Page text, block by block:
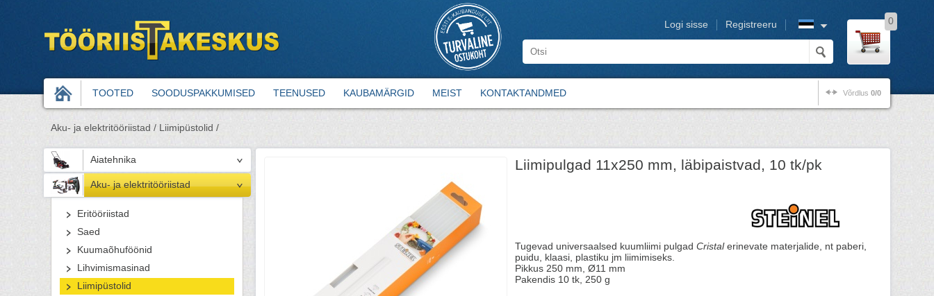
Registreeru
Logi sisse 0
TOOTED SOODUSPAKKUMISED TEENUSED KAUBAMÄRGID MEIST KONTAKTANDMED Võrdlus 0/0
Aku- ja elektritööriistad / Liimipüstolid /
Aiatehnika
Aku- ja elektritööriistad
Eritööriistad
Saed
Kuumaõhuföönid
Lihvimismasinad
Liimipüstolid
Liimipulgad 11x250 mm, läbipaistvad, 10 tk/pk
Tugevad universaalsed kuumliimi pulgad Cristal erinevate materjalide, nt paberi,
puidu, klaasi, plastiku jm liimimiseks.
Pikkus 250 mm, Ø11 mm
Pakendis 10 tk, 250 g